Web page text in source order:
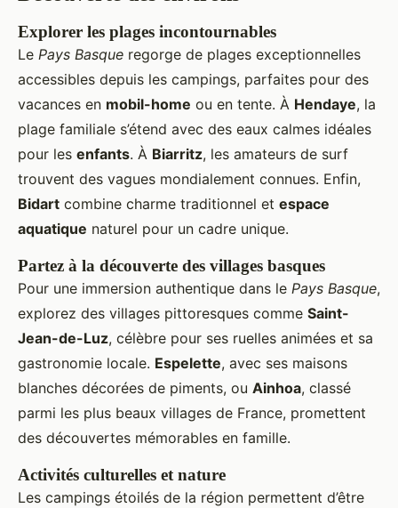
Explorer les plages incontournables
Le Pays Basque regorge de plages exceptionnelles
accessibles depuis les campings, parfaites pour des
vacances en mobil-home ou en tente. À Hendaye, la
plage familiale s’étend avec des eaux calmes idéales
pour les enfants. À Biarritz, les amateurs de surf
trouvent des vagues mondialement connues. Enfin,
Bidart combine charme traditionnel et espace
aquatique naturel pour un cadre unique.
Partez à la découverte des villages basques
Pour une immersion authentique dans le Pays Basque,
explorez des villages pittoresques comme Saint-
Jean-de-Luz, célèbre pour ses ruelles animées et sa
gastronomie locale. Espelette, avec ses maisons
blanches décorées de piments, ou Ainhoa, classé
parmi les plus beaux villages de France, promettent
des découvertes mémorables en famille.
Activités culturelles et nature
Les campings étoilés de la région permettent d’être